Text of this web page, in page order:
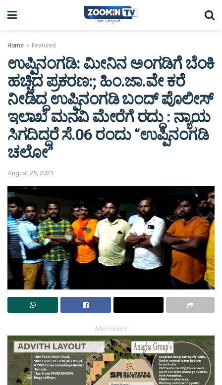
Home Featured
ಉಪ್ಪಿನಂಗಡಿ: ಮೀನಿನ ಅಂಗಡಿಗೆ ಬೆಂಕಿ
ಹಚ್ಚಿದ ಪ್ರಕರಣ:; ಹಿಂ.ಜಾ.ವೇ ಕರೆ
ನೀಡಿದ್ದ ಉಪ್ಪಿನಂಗಡಿ ಬಂದ್ ಪೊಲೀಸ್
ಇಲಾಖೆ ಮನವಿ ಮೇರೆಗೆ ರದ್ದು : ನ್ಯಾಯ
ಸಿಗದಿದ್ದರೆ ಸೆ.06 ರಂದು “ಉಪ್ಪಿನಂಗಡಿ
ಚಲೋ”
August 26, 2021
Advertisement